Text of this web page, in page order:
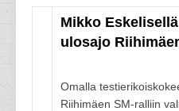
Mikko
ulosajo
Omalla
Riihimäen SM-ralliin